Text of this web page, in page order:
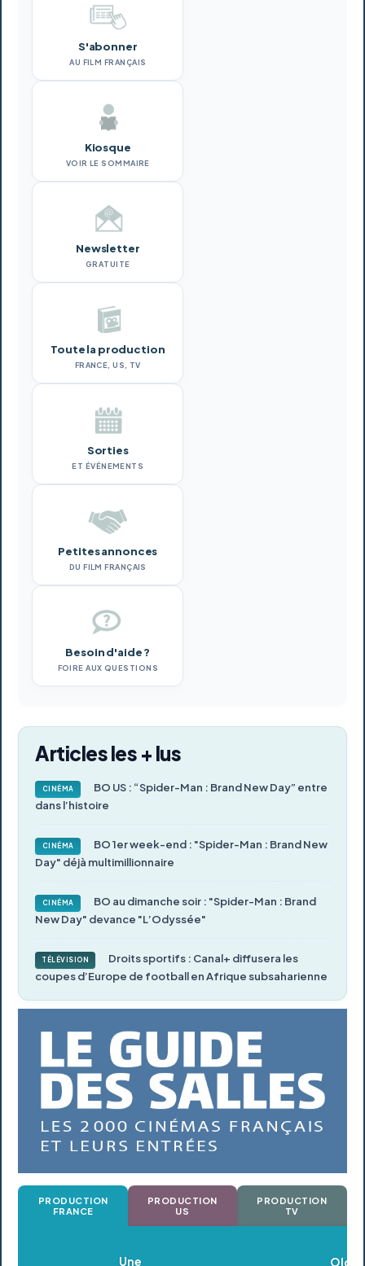
S'abonner
AU FILM FRANÇAIS
Kiosque
VOIR LE SOMMAIRE
Newsletter
GRATUITE
Toute la production
FRANCE, US, TV
Sorties
ET ÉVÉNEMENTS
Petites annonces
DU FILM FRANÇAIS
Besoin d'aide ?
FOIRE AUX QUESTIONS
Articles les + lus
CINÉMA
BO US : “Spider-Man : Brand New Day” entre
dans l’histoire
CINÉMA
BO 1er week-end : "Spider-Man : Brand New
Day" déjà multimillionnaire
CINÉMA
BO au dimanche soir : "Spider-Man : Brand
New Day" devance "L’Odyssée"
TÉLÉVISION
Droits sportifs : Canal+ diffusera les
coupes d’Europe de football en Afrique subsaharienne
PRODUCTION
FRANCE
PRODUCTION
US
PRODUCTION
TV
Oldeupe